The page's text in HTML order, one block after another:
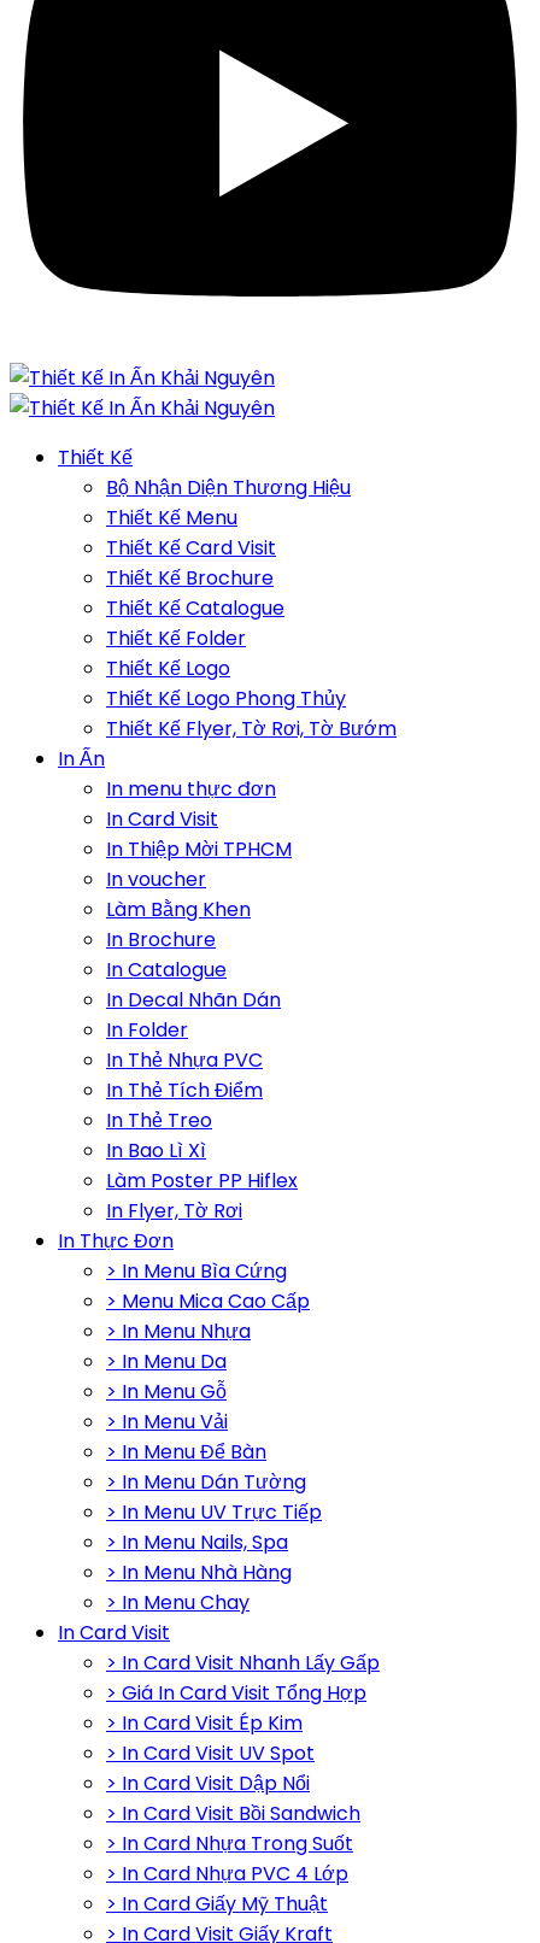
Thiết Kế
Bộ Nhận Diện Thương Hiệu
Thiết Kế Menu
Thiết Kế Card Visit
Thiết Kế Brochure
Thiết Kế Catalogue
Thiết Kế Folder
Thiết Kế Logo
Thiết Kế Logo Phong Thủy
Thiết Kế Flyer, Tờ Rơi, Tờ Bướm
In Ấn
In menu thực đơn
In Card Visit
In Thiệp Mời TPHCM
In voucher
Làm Bằng Khen
In Brochure
In Catalogue
In Decal Nhãn Dán
In Folder
In Thẻ Nhựa PVC
In Thẻ Tích Điểm
In Thẻ Treo
In Bao Lì Xì
Làm Poster PP Hiflex
In Flyer, Tờ Rơi
In Thực Đơn
> In Menu Bìa Cứng
> Menu Mica Cao Cấp
> In Menu Nhựa
> In Menu Da
> In Menu Gỗ
> In Menu Vải
> In Menu Để Bàn
> In Menu Dán Tường
> In Menu UV Trực Tiếp
> In Menu Nails, Spa
> In Menu Nhà Hàng
> In Menu Chay
In Card Visit
> In Card Visit Nhanh Lấy Gấp
> Giá In Card Visit Tổng Hợp
> In Card Visit Ép Kim
> In Card Visit UV Spot
> In Card Visit Dập Nổi
> In Card Visit Bồi Sandwich
> In Card Nhựa Trong Suốt
> In Card Nhựa PVC 4 Lớp
> In Card Giấy Mỹ Thuật
> In Card Visit Giấy Kraft